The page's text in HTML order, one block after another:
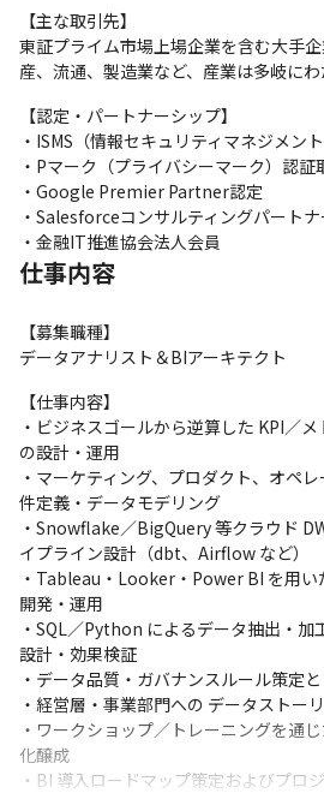
【主な取引先】
東証プライム市場上場企業を含む大手
産、流通、製造業など、産業は多岐にわ
【認定・パートナーシップ】
・ISMS（情報セキュリティマネジメン
・Pマーク（プライバシーマーク）認証
・Google Premier Partner認定
・Salesforceコンサルティングパートナ
・金融IT推進協会法人会員
仕事内容
【募集職種】
データアナリスト＆BIアーキテクト
【仕事内容】
・ビジネスゴールから逆算した KPI／
の設計・運用
・マーケティング、プロダクト、オペ
件定義・データモデリング
・Snowflake／BigQuery 等クラウド
イプライン設計（dbt、Airflow など）
・Tableau・Looker・Power BI を用い
開発・運用
・SQL／Python によるデータ抽出・加
設計・効果検証
・データ品質・ガバナンスルール策定
・経営層・事業部門への データストー
・ワークショップ／トレーニングを通
化醸成
・BI 導入ロードマップ策定およびプロ